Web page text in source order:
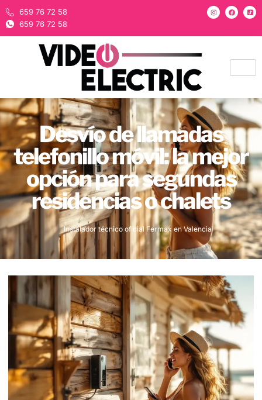
659 76 72 58
659 76 72 58
Desvío de llamadas
telefonillo móvil: la mejor
opción para segundas
residencias o chalets
Instalador técnico oficial Fermax en Valencia